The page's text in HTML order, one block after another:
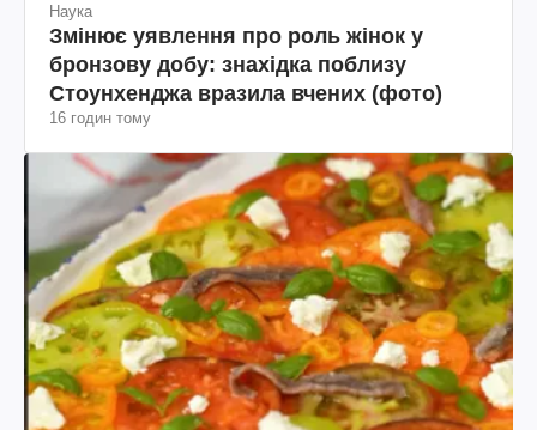
Наука
Змінює уявлення про роль жінок у
бронзову добу: знахідка поблизу
Стоунхенджа вразила вчених (фото)
16 годин тому